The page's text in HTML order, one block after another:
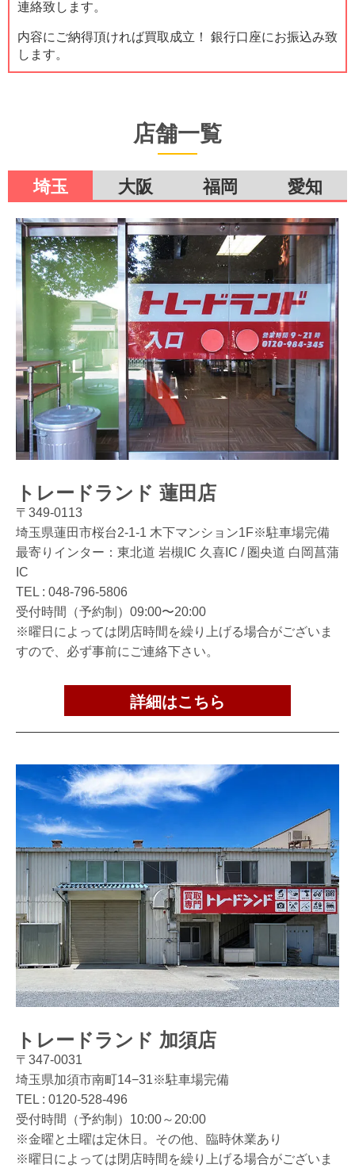
連絡致します。
内容にご納得頂ければ買取成立！ 銀行口座にお振込み致
します。
店舗一覧
埼玉 大阪 福岡 愛知
トレードランド 蓮田店
〒349-0113
埼玉県蓮田市桜台2-1-1 木下マンション1F※駐車場完備
最寄りインター：東北道 岩槻IC 久喜IC / 圏央道 白岡菖蒲
IC
TEL : 048-796-5806
受付時間（予約制）09:00〜20:00
※曜日によっては閉店時間を繰り上げる場合がございま
すので、必ず事前にご連絡下さい。
詳細はこちら
トレードランド 加須店
〒347-0031
埼玉県加須市南町14−31※駐車場完備
TEL : 0120-528-496
受付時間（予約制）10:00～20:00
※金曜と土曜は定休日。その他、臨時休業あり
※曜日によっては閉店時間を繰り上げる場合がございま